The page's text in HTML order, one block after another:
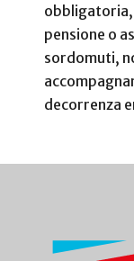
obbligatoria,
pensione o
sordomuti,
decorrenza